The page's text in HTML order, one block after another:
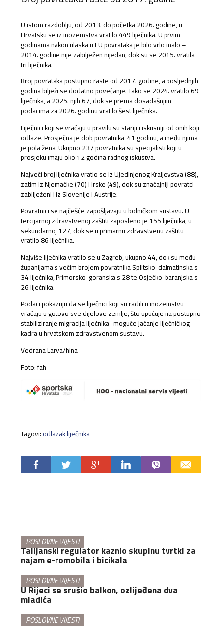
U istom razdoblju, od 2013. do početka 2026. godine, u
Hrvatsku se iz inozemstva vratilo 449 liječnika. U prvim
godinama nakon ulaska u EU povrataka je bilo vrlo malo –
2014. godine nije zabilježen nijedan, dok su se 2015. vratila
tri liječnika.
Broj povrataka postupno raste od 2017. godine, a posljednjih
godina bilježi se dodatno povećanje. Tako se 2024. vratilo 69
liječnika, a 2025. njih 67, dok se prema dosadašnjim
podacima za 2026. godinu vratilo šest liječnika.
Liječnici koji se vraćaju u pravilu su stariji i iskusniji od onih koji
odlaze. Prosječna je dob povratnika 41 godinu, a među njima
je pola žena. Ukupno 237 povratnika su specijalisti koji u
prosjeku imaju oko 12 godina radnog iskustva.
Najveći broj liječnika vratio se iz Ujedinjenog Kraljevstva (88),
zatim iz Njemačke (70) i Irske (49), dok su značajniji povratci
zabilježeni i iz Slovenije i Austrije.
Povratnici se najčešće zapošljavaju u bolničkom sustavu. U
tercijarnoj zdravstvenoj zaštiti zaposleno je 155 liječnika, u
sekundarnoj 127, dok se u primarnu zdravstvenu zaštitu
vratilo 86 liječnika.
Najviše liječnika vratilo se u Zagreb, ukupno 44, dok su među
županijama s većim brojem povratnika Splitsko-dalmatinska s
34 liječnika, Primorsko-goranska s 28 te Osječko-baranjska s
26 liječnika.
Podaci pokazuju da se liječnici koji su radili u inozemstvu
vraćaju u gotovo sve dijelove zemlje, što upućuje na postupno
stabiliziranje migracija liječnika i moguće jačanje liječničkog
kadra u hrvatskom zdravstvenom sustavu.
Vedrana Larva/hina
Foto: fah
Tagovi: odlazak liječnika
POSLOVNE VIJESTI
Talijanski regulator kaznio skupinu tvrtki za
najam e-romobila i bicikala
POSLOVNE VIJESTI
U Rijeci se srušio balkon, ozlijeđena dva
mladića
POSLOVNE VIJESTI